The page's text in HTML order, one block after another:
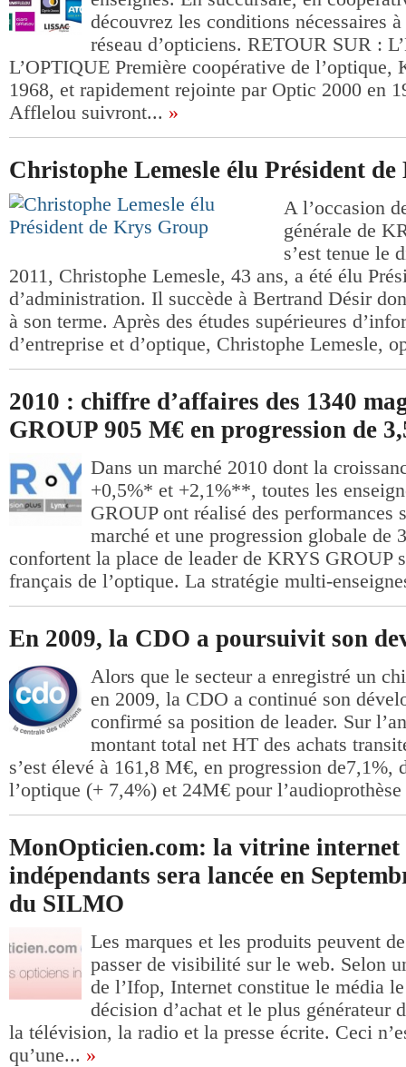
découvrez les conditions nécessaires à
réseau d’opticiens. RETOUR SUR :
L’OPTIQUE Première coopérative de l’optique,
1968, et rapidement rejointe par Optic 2000 en
Afflelou suivront... »
Christophe Lemesle élu Président
A l’occasion
générale de
s’est tenue le
2011, Christophe Lemesle, 43 ans, a été élu
d’administration. Il succède à Bertrand Désir
à son terme. Après des études supérieures
d’entreprise et d’optique, Christophe Lemesle,
2010 : chiffre d’affaires des 1340
GROUP 905 M€ en progression de
Dans un marché 2010 dont la
+0,5%* et +2,1%**, toutes les
GROUP ont réalisé des performances
marché et une progression globale de
confortent la place de leader de KRYS GROUP
français de l’optique. La stratégie multi-
En 2009, la CDO a poursuivit son
Alors que le secteur a enregistré un
en 2009, la CDO a continué son
confirmé sa position de leader. Sur
montant total net HT des achats
s’est élevé à 161,8 M€, en progression de7,1%,
l’optique (+ 7,4%) et 24M€ pour
MonOpticien.com: la vitrine internet
indépendants sera lancée en
du SILMO
Les marques et les produits peuvent
passer de visibilité sur le web. Selon
de l’Ifop, Internet constitue le média
décision d’achat et le plus générateur
la télévision, la radio et la presse écrite. Ceci
qu’une... »